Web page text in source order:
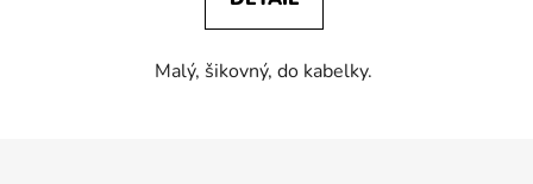
Malý, šikovný, do kabelky.